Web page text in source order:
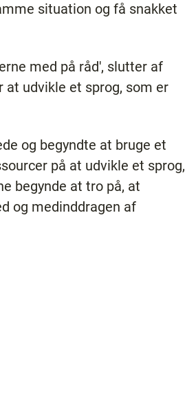
situation og få snakket
med på råd', slutter af
udvikle et sprog, som er
og begyndte at bruge et
på at udvikle et sprog,
begynde at tro på, at
og medinddragen af